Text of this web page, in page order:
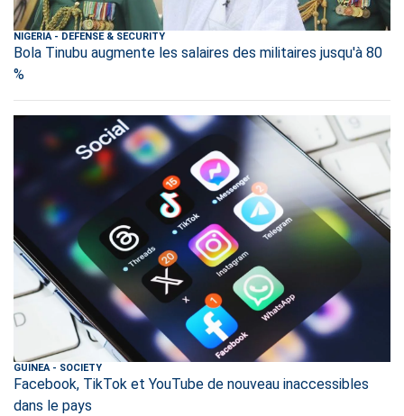
NIGERIA - DEFENSE & SECURITY
Bola Tinubu augmente les salaires des militaires jusqu'à 80
%
GUINEA- SOCIETY
Facebook, TikTok et YouTube de nouveau inaccessibles
dans le pays